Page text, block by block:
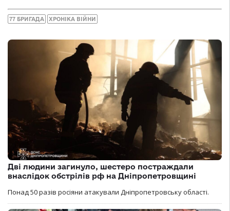
77 БРИГАДА ХРОНІКА ВІЙНИ
Дві людини загинуло, шестеро постраждали
внаслідок обстрілів рф на Дніпропетровщині
Понад 50 разів росіяни атакували Дніпропетровську області.